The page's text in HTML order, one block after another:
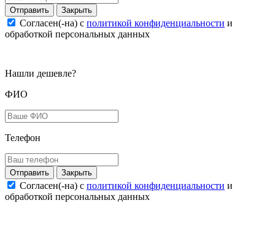
Закрыть
Согласен(-на) c политикой конфиденциальности и
обработкой персональных данных
Нашли дешевле?
ФИО
Телефон
Закрыть
Согласен(-на) c политикой конфиденциальности и
обработкой персональных данных